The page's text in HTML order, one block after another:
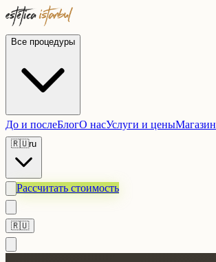
Все процедуры
До и послеБлогО насУслуги и ценыМагазин
🇷🇺ru
Рассчитать стоимость
🇷🇺